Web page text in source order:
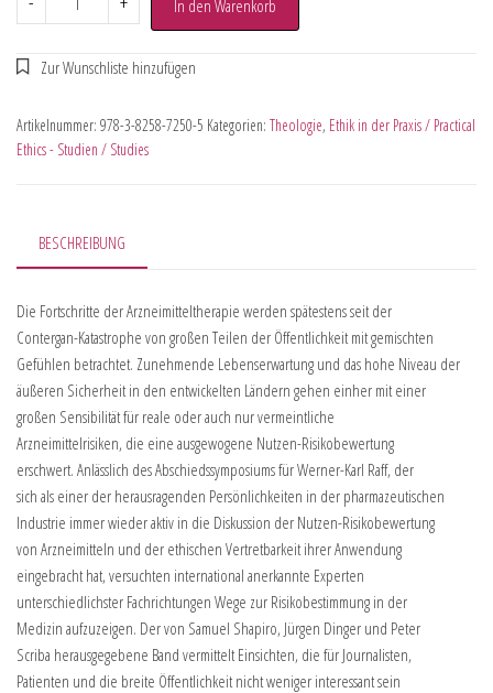
In den Warenkorb
Artikelnummer: 978-3-8258-7250-5 Kategorien: Theologie, Ethik in der Praxis / Practical
Ethics - Studien / Studies
BESCHREIBUNG
Die Fortschritte der Arzneimitteltherapie werden spätestens seit der
Contergan-Katastrophe von großen Teilen der Öffentlichkeit mit gemischten
Gefühlen betrachtet. Zunehmende Lebenserwartung und das hohe Niveau der
äußeren Sicherheit in den entwickelten Ländern gehen einher mit einer
großen Sensibilität für reale oder auch nur vermeintliche
Arzneimittelrisiken, die eine ausgewogene Nutzen-Risikobewertung
erschwert. Anlässlich des Abschiedssymposiums für Werner-Karl Raff, der
sich als einer der herausragenden Persönlichkeiten in der pharmazeutischen
Industrie immer wieder aktiv in die Diskussion der Nutzen-Risikobewertung
von Arzneimitteln und der ethischen Vertretbarkeit ihrer Anwendung
eingebracht hat, versuchten international anerkannte Experten
unterschiedlichster Fachrichtungen Wege zur Risikobestimmung in der
Medizin aufzuzeigen. Der von Samuel Shapiro, Jürgen Dinger und Peter
Scriba herausgegebene Band vermittelt Einsichten, die für Journalisten,
Patienten und die breite Öffentlichkeit nicht weniger interessant sein